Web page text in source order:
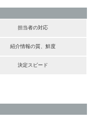
担当者の対応
紹介情報の質、鮮度
決定スピード